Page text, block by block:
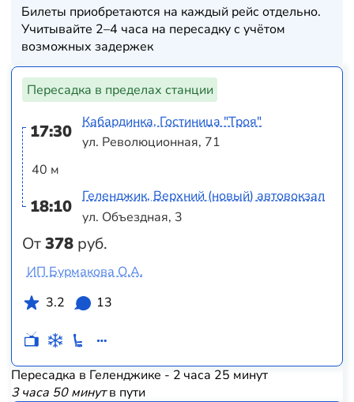
Билеты приобретаются на каждый рейс отдельно.
Учитывайте 2–4 часа на пересадку с учётом
возможных задержек
Пересадка в пределах станции
17:30
40 м
18:10
От378 руб.
Кабардинка, Гостиница "Троя"
ул. Революционная, 71
Геленджик, Верхний (новый) автовокзал
ул. Объездная, 3
ИП Бурмакова О.А.
3.2
13
Пересадка в Геленджике - 2 часа 25 минут
3 часа 50 минутв пути